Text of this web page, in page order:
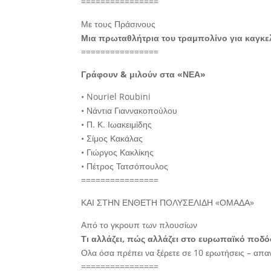
Με τους Πράσινους
Μια πρωταθλήτρια του τραμπολίνο για
================
Γράφουν & μιλούν στα «ΝΕΑ»
• Nouriel Roubini
• Νάντια Γιαννακοπούλου
• Π. Κ. Ιωακειμίδης
• Σίμος Κακάλας
• Γιώργος Κακλίκης
• Πέτρος Τατσόπουλος
================
ΚΑΙ ΣΤΗΝ ΕΝΘΕΤΗ ΠΟΛΥΣΕΛΙΔΗ «ΟΜΑΔΑ»
Από το γκρουπ των πλουσίων
Τι αλλάζει, πώς αλλάζει στο ευρωπαϊκό
Ολα όσα πρέπει να ξέρετε σε 10 ερωτήσεις –
================